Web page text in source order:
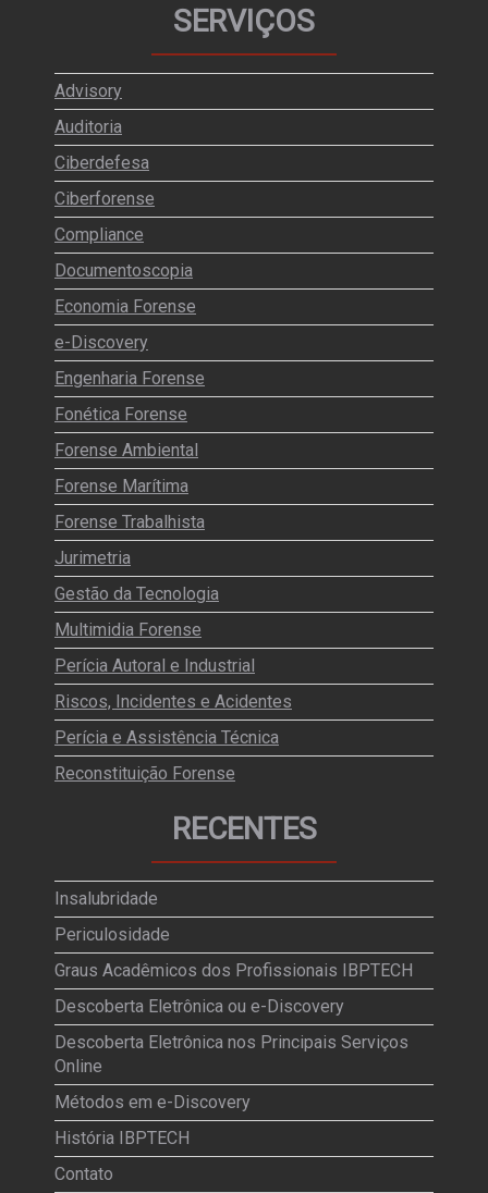
SERVIÇOS
Advisory
Auditoria
Ciberdefesa
Ciberforense
Compliance
Documentoscopia
Economia Forense
e-Discovery
Engenharia Forense
Fonética Forense
Forense Ambiental
Forense Marítima
Forense Trabalhista
Jurimetria
Gestão da Tecnologia
Multimidia Forense
Perícia Autoral e Industrial
Riscos, Incidentes e Acidentes
Perícia e Assistência Técnica
Reconstituição Forense
RECENTES
Insalubridade
Periculosidade
Graus Acadêmicos dos Profissionais IBPTECH
Descoberta Eletrônica ou e-Discovery
Descoberta Eletrônica nos Principais Serviços
Online
Métodos em e-Discovery
História IBPTECH
Contato